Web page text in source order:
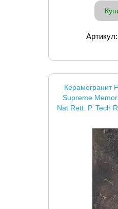
Керамогранит
Supreme
Nat Rett. P. Tech